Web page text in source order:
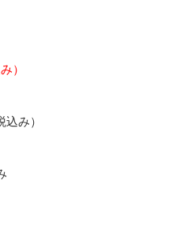
）
み）